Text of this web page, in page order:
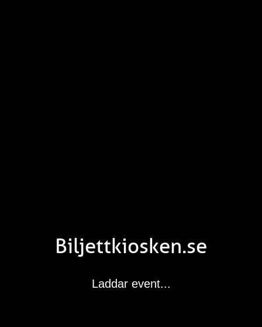
Biljettkiosken.se
Laddar event...